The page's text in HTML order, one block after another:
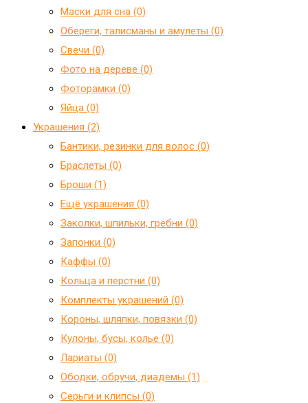
Маски для сна (0)
Обереги, талисманы и амулеты (0)
Свечи (0)
Фото на дереве (0)
Фоторамки (0)
Яйца (0)
Украшения (2)
Бантики, резинки для волос (0)
Браслеты (0)
Броши (1)
Ещё украшения (0)
Заколки, шпильки, гребни (0)
Запонки (0)
Каффы (0)
Кольца и перстни (0)
Комплекты украшений (0)
Короны, шляпки, повязки (0)
Кулоны, бусы, колье (0)
Лариаты (0)
Ободки, обручи, диадемы (1)
Серьги и клипсы (0)